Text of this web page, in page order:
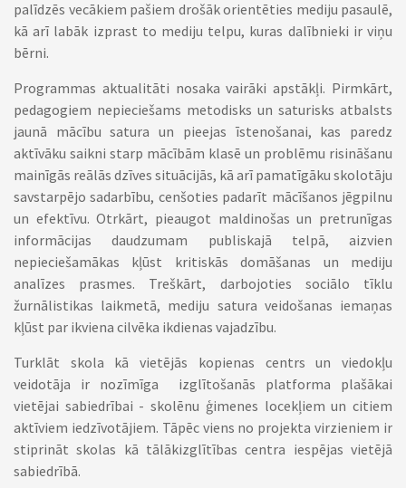
palīdzēs vecākiem pašiem drošāk orientēties mediju pasaulē,
kā arī labāk izprast to mediju telpu, kuras dalībnieki ir viņu
bērni.
Programmas aktualitāti nosaka vairāki apstākļi. Pirmkārt,
pedagogiem nepieciešams metodisks un saturisks atbalsts
jaunā mācību satura un pieejas īstenošanai, kas paredz
aktīvāku saikni starp mācībām klasē un problēmu risināšanu
mainīgās reālās dzīves situācijās, kā arī pamatīgāku skolotāju
savstarpējo sadarbību, cenšoties padarīt mācīšanos jēgpilnu
un efektīvu. Otrkārt, pieaugot maldinošas un pretrunīgas
informācijas daudzumam publiskajā telpā, aizvien
nepieciešamākas kļūst kritiskās domāšanas un mediju
analīzes prasmes. Treškārt, darbojoties sociālo tīklu
žurnālistikas laikmetā, mediju satura veidošanas iemaņas
kļūst par ikviena cilvēka ikdienas vajadzību.
Turklāt skola kā vietējās kopienas centrs un viedokļu
veidotāja ir nozīmīga izglītošanās platforma plašākai
vietējai sabiedrībai - skolēnu ģimenes locekļiem un citiem
aktīviem iedzīvotājiem. Tāpēc viens no projekta virzieniem ir
stiprināt skolas kā tālākizglītības centra iespējas vietējā
sabiedrībā.